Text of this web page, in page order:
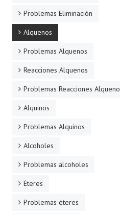
Problemas Eliminación
Alquenos
Problemas Alquenos
Reacciones Alquenos
Problemas Reacciones
Alquinos
Problemas Alquinos
Alcoholes
Problemas alcoholes
Éteres
Problemas éteres